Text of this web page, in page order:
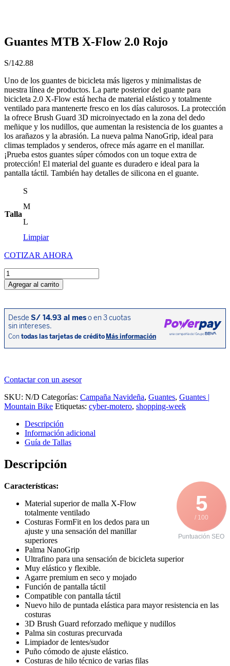
Guantes MTB X-Flow 2.0 Rojo
S/142.88
Uno de los guantes de bicicleta más ligeros y minimalistas de
nuestra línea de productos. La parte posterior del guante para
bicicleta 2.0 X-Flow está hecha de material elástico y totalmente
ventilado para mantenerte fresco en los días calurosos. La protección
la ofrece Brush Guard 3D microinyectado en la zona del dedo
meñique y los nudillos, que aumentan la resistencia de los guantes a
los arañazos y la abrasión. La nueva palma NanoGrip, ideal para
climas templados y senderos, ofrece más agarre en el manillar.
¡Prueba estos guantes súper cómodos con un toque extra de
protección! El material del guante es duradero e ideal para la
pantalla táctil. También hay detalles de silicona en el guante.
Talla
S
M
L
Limpiar
COTIZAR AHORA
Guantes
MTB
X-
2.0
Rojo
cantidad
Agregar al carrito
Contactar con un asesor
SKU: N/D Categorías: Campaña Navideña, Guantes, Guantes |
Mountain Bike Etiquetas: cyber-motero, shopping-week
Descripción
Información adicional
Guía de Tallas
Descripción
5
/ 100
Puntuación SEO
Características:
Material superior de malla X-Flow
totalmente ventilado
Costuras FormFit en los dedos para un
ajuste y una sensación del manillar
superiores
Palma NanoGrip
Ultrafino para una sensación de bicicleta superior
Muy elástico y flexible.
Agarre premium en seco y mojado
Función de pantalla táctil
Compatible con pantalla táctil
Nuevo hilo de puntada elástica para mayor resistencia en las
costuras
3D Brush Guard reforzado meñique y nudillos
Palma sin costuras precurvada
Limpiador de lentes/sudor
Puño cómodo de ajuste elástico.
Costuras de hilo técnico de varias filas